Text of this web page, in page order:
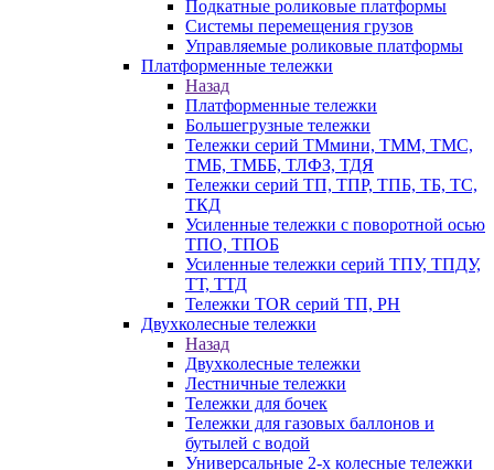
Подкатные роликовые платформы
Системы перемещения грузов
Управляемые роликовые платформы
Платформенные тележки
Назад
Платформенные тележки
Большегрузные тележки
Тележки серий ТМмини, ТММ, ТМС,
ТМБ, ТМББ, ТЛФЗ, ТДЯ
Тележки серий ТП, ТПР, ТПБ, ТБ, ТС,
ТКД
Усиленные тележки с поворотной осью
ТПО, ТПОБ
Усиленные тележки серий ТПУ, ТПДУ,
ТТ, ТТД
Тележки TOR серий ТП, PH
Двухколесные тележки
Назад
Двухколесные тележки
Лестничные тележки
Тележки для бочек
Тележки для газовых баллонов и
бутылей с водой
Универсальные 2-х колесные тележки